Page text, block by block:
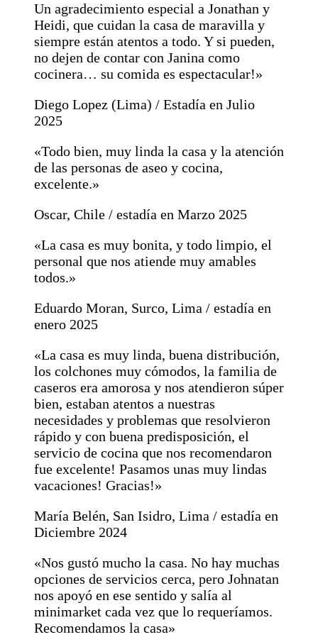
Un agradecimiento especial a Jonathan y
Heidi, que cuidan la casa de maravilla y
siempre están atentos a todo. Y si pueden,
no dejen de contar con Janina como
cocinera… su comida es espectacular!»
Diego Lopez (Lima) / Estadía en Julio
2025
«Todo bien, muy linda la casa y la atención
de las personas de aseo y cocina,
excelente.»
Oscar, Chile / estadía en Marzo 2025
«La casa es muy bonita, y todo limpio, el
personal que nos atiende muy amables
todos.»
Eduardo Moran, Surco, Lima / estadía en
enero 2025
«La casa es muy linda, buena distribución,
los colchones muy cómodos, la familia de
caseros era amorosa y nos atendieron súper
bien, estaban atentos a nuestras
necesidades y problemas que resolvieron
rápido y con buena predisposición, el
servicio de cocina que nos recomendaron
fue excelente! Pasamos unas muy lindas
vacaciones! Gracias!»
María Belén, San Isidro, Lima / estadía en
Diciembre 2024
«Nos gustó mucho la casa. No hay muchas
opciones de servicios cerca, pero Johnatan
nos apoyó en ese sentido y salía al
minimarket cada vez que lo requeríamos.
Recomendamos la casa»